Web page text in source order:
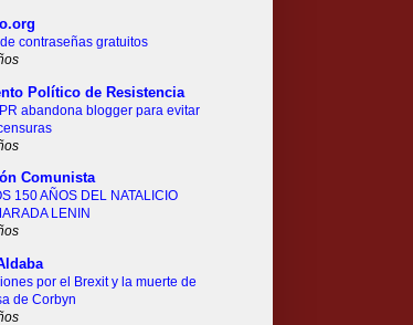
contraseñas gratuitos
Político de Resistencia
abandona blogger para evitar
Comunista
150 AÑOS DEL NATALICIO
LENIN
por el Brexit y la muerte de
de Corbyn